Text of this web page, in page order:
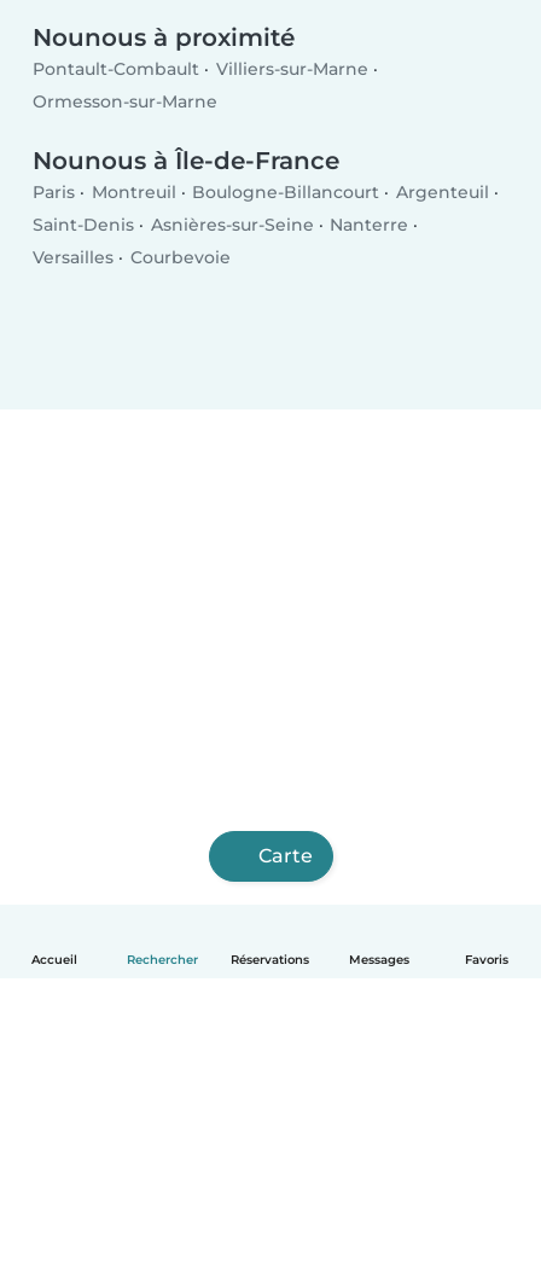
Accueil Rechercher Réservations Messages Favoris
Nounous à proximité
Pontault-Combault
Villiers-sur-Marne
Ormesson-sur-Marne
Nounous à Île-de-France
Paris Montreuil Boulogne-Billancourt
Argenteuil
Saint-Denis
Asnières-sur-Seine
Nanterre
Versailles
Courbevoie
Carte